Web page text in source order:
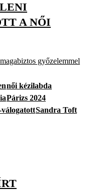
A NŐI
győzelemmel
női kézilabda
Párizs 2024
válogatottSandra Toft